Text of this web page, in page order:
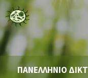
ΠΑΝΕΛΛΗΝΙΟ